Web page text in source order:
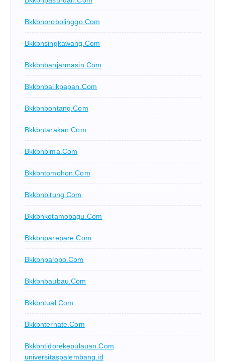
Bkkbnprobolinggo.com
Bkkbnsingkawang.com
Bkkbnbanjarmasin.com
Bkkbnbalikpapan.com
Bkkbnbontang.com
Bkkbntarakan.com
Bkkbnbima.com
Bkkbntomohon.com
Bkkbnbitung.com
Bkkbnkotamobagu.com
Bkkbnparepare.com
Bkkbnpalopo.com
Bkkbnbaubau.com
Bkkbntual.com
Bkkbnternate.com
Bkkbntidorekepulauan.com
universitaspalembang.id